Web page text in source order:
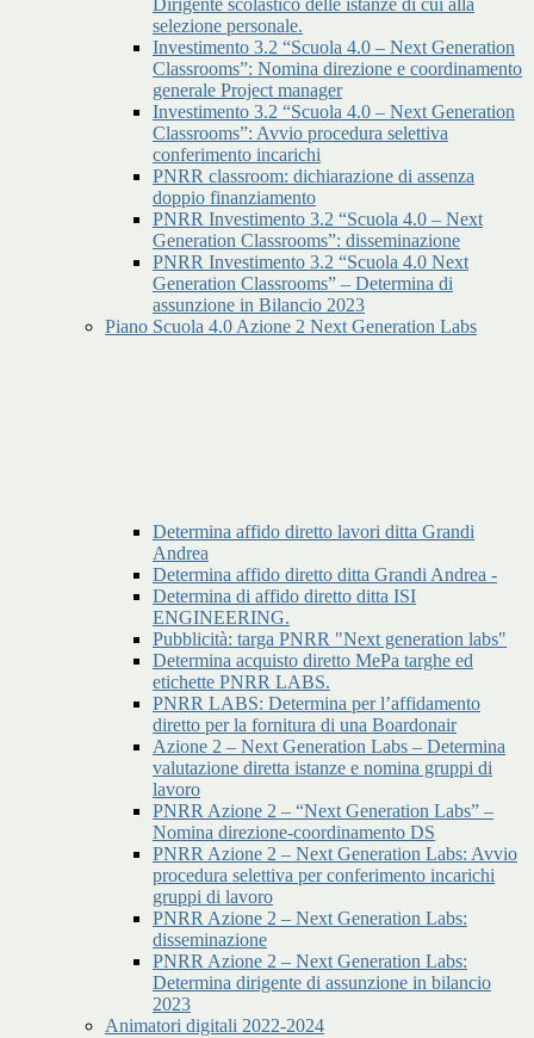
Dirigente scolastico delle istanze di cui alla
selezione personale.
Investimento 3.2 “Scuola 4.0 – Next Generation
Classrooms”: Nomina direzione e coordinamento
generale Project manager
Investimento 3.2 “Scuola 4.0 – Next Generation
Classrooms”: Avvio procedura selettiva
conferimento incarichi
PNRR classroom: dichiarazione di assenza
doppio finanziamento
PNRR Investimento 3.2 “Scuola 4.0 – Next
Generation Classrooms”: disseminazione
PNRR Investimento 3.2 “Scuola 4.0 Next
Generation Classrooms” – Determina di
assunzione in Bilancio 2023
Piano Scuola 4.0 Azione 2 Next Generation Labs
Determina affido diretto lavori ditta Grandi
Andrea
Determina affido diretto ditta Grandi Andrea -
Determina di affido diretto ditta ISI
ENGINEERING.
Pubblicità: targa PNRR "Next generation labs"
Determina acquisto diretto MePa targhe ed
etichette PNRR LABS.
PNRR LABS: Determina per l’affidamento
diretto per la fornitura di una Boardonair
Azione 2 – Next Generation Labs – Determina
valutazione diretta istanze e nomina gruppi di
lavoro
PNRR Azione 2 – “Next Generation Labs” –
Nomina direzione-coordinamento DS
PNRR Azione 2 – Next Generation Labs: Avvio
procedura selettiva per conferimento incarichi
gruppi di lavoro
PNRR Azione 2 – Next Generation Labs:
disseminazione
PNRR Azione 2 – Next Generation Labs:
Determina dirigente di assunzione in bilancio
2023
Animatori digitali 2022-2024